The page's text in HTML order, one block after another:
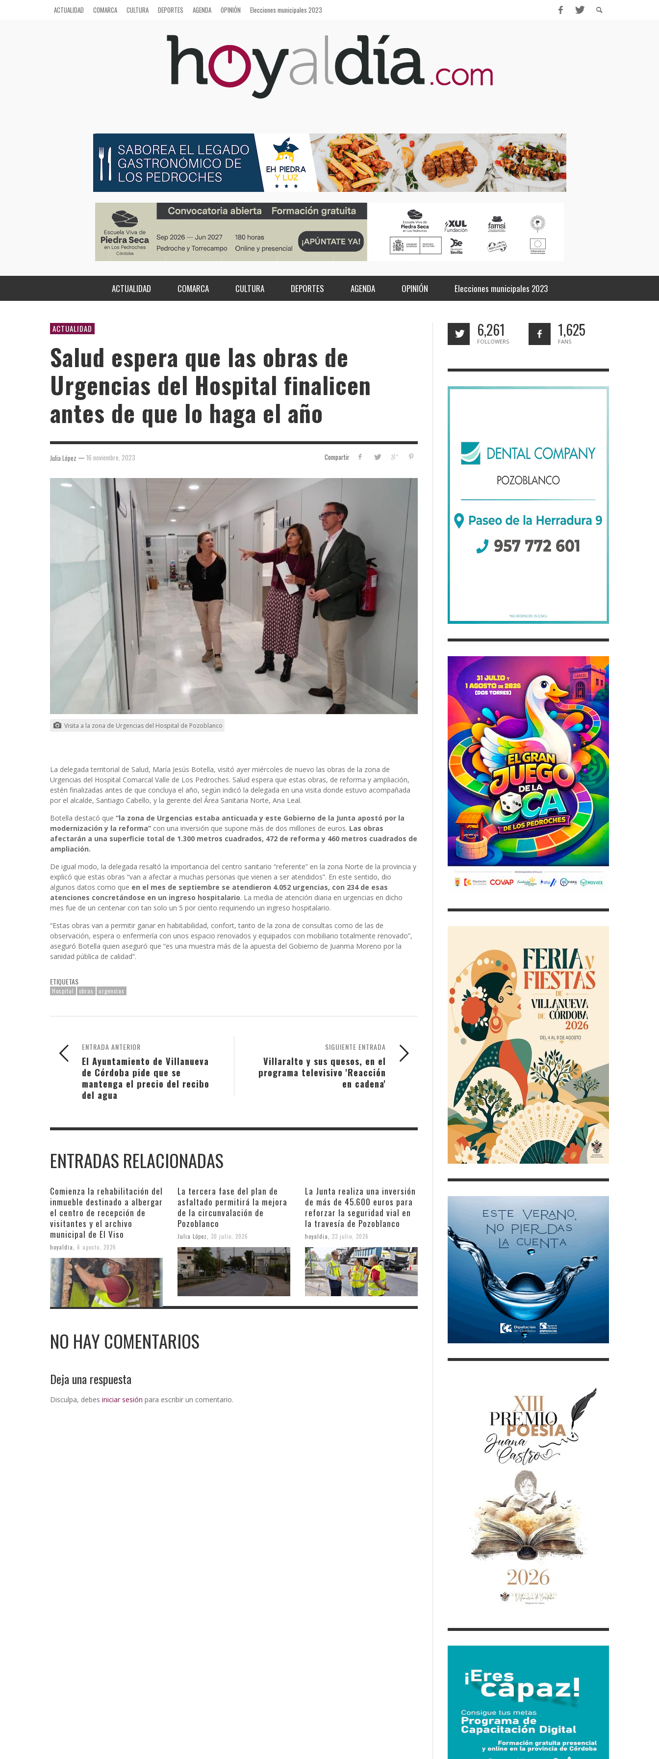
ACTUALIDAD COMARCA CULTURA DEPORTES AGENDA OPINIÓN Elecciones municipales 2023
ACTUALIDAD COMARCA CULTURA DEPORTES AGENDA OPINIÓN Elecciones municipales 2023
ACTUALIDAD
Salud espera que las obras de
Urgencias del Hospital finalicen
antes de que lo haga el año
Compartir
Julia López — 16 noviembre, 2023
Visita a la zona de Urgencias del Hospital de Pozoblanco
La delegada territorial de Salud, María Jesús Botella, visitó ayer miércoles de nuevo las obras de la zona de
Urgencias del Hospital Comarcal Valle de Los Pedroches. Salud espera que estas obras, de reforma y ampliación,
estén finalizadas antes de que concluya el año, según indicó la delegada en una visita donde estuvo acompañada
por el alcalde, Santiago Cabello, y la gerente del Área Sanitaria Norte, Ana Leal.
Botella destacó que “la zona de Urgencias estaba anticuada y este Gobierno de la Junta apostó por la
modernización y la reforma” con una inversión que supone más de dos millones de euros. Las obras
afectarán a una superficie total de 1.300 metros cuadrados, 472 de reforma y 460 metros cuadrados de
ampliación.
De igual modo, la delegada resaltó la importancia del centro sanitario “referente” en la zona Norte de la provincia y
explicó que estas obras “van a afectar a muchas personas que vienen a ser atendidos”. En este sentido, dio
algunos datos como que en el mes de septiembre se atendieron 4.052 urgencias, con 234 de esas
atenciones concretándose en un ingreso hospitalario. La media de atención diaria en urgencias en dicho
mes fue de un centenar con tan solo un 5 por ciento requiriendo un ingreso hospitalario.
“Estas obras van a permitir ganar en habitabilidad, confort, tanto de la zona de consultas como de las de
observación, espera o enfermería con unos espacio renovados y equipados con mobiliario totalmente renovado”,
aseguró Botella quien aseguró que “es una muestra más de la apuesta del Gobierno de Juanma Moreno por la
sanidad pública de calidad”.
ETIQUETAS
Hospital obras urgencias
SIGUIENTE ENTRADA
Villaralto y sus quesos, en el
programa televisivo 'Reacción
en cadena'
ENTRADA ANTERIOR
El Ayuntamiento de Villanueva
de Córdoba pide que se
mantenga el precio del recibo
del agua
ENTRADAS RELACIONADAS
Comienza la rehabilitación del
inmueble destinado a albergar
el centro de recepción de
visitantes y el archivo
municipal de El Viso
hoyaldia 6 agosto, 2026
La tercera fase del plan de
asfaltado permitirá la mejora
de la circunvalación de
Pozoblanco
Julia López 30 julio, 2026
La Junta realiza una inversión
de más de 45.600 euros para
reforzar la seguridad vial en
la travesía de Pozoblanco
hoyaldia 23 julio, 2026
NO HAY COMENTARIOS
Deja una respuesta
Disculpa, debes iniciar sesión para escribir un comentario.
6,261
FOLLOWERS
1,625
FANS